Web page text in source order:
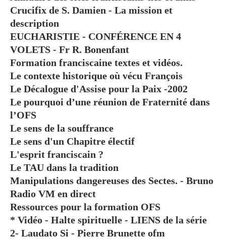
Crucifix de S. Damien - La mission et
description
EUCHARISTIE - CONFÉRENCE EN 4
VOLETS - Fr R. Bonenfant
Formation franciscaine textes et vidéos.
Le contexte historique où vécu François
Le Décalogue d'Assise pour la Paix -2002
Le pourquoi d’une réunion de Fraternité dans
l’OFS
Le sens de la souffrance
Le sens d'un Chapitre électif
L'esprit franciscain ?
Le TAU dans la tradition
Manipulations dangereuses des Sectes. - Bruno
Radio VM en direct
Ressources pour la formation OFS
* Vidéo - Halte spirituelle - LIENS de la série
2- Laudato Si - Pierre Brunette ofm